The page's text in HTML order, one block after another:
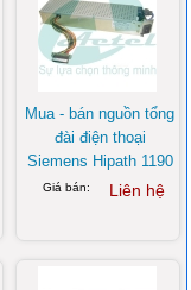
Mua - bán nguồn tổng
đài điện thoại
Siemens Hipath 1190
Giá bán: Liên hệ